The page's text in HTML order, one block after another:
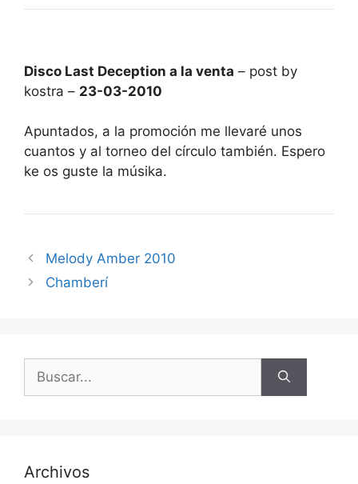
Disco Last Deception a la venta – post by
kostra – 23-03-2010
Apuntados, a la promoción me llevaré unos
cuantos y al torneo del círculo también. Espero
ke os guste la músika.
Melody Amber 2010
Chamberí
Buscar:
Archivos